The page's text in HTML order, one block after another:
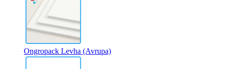
Ongropack Levha (Avrupa)